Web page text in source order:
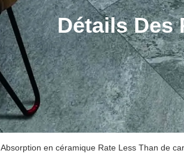
Détails Des
Absorption en céramique Rate Less Than de